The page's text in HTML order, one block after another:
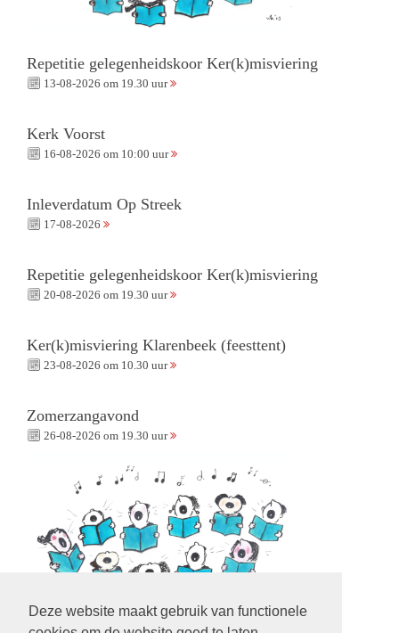
Deze website maakt gebruik van functionele
Repetitie gelegenheidskoor Ker(k)misviering
13-08-2026 om 19.30 uur
Kerk Voorst
16-08-2026 om 10:00 uur
Inleverdatum Op Streek
17-08-2026
Repetitie gelegenheidskoor Ker(k)misviering
20-08-2026 om 19.30 uur
Ker(k)misviering Klarenbeek (feesttent)
23-08-2026 om 10.30 uur
Zomerzangavond
26-08-2026 om 19.30 uur